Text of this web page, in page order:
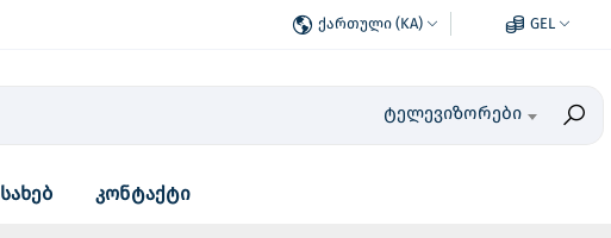
ქართული (KA) GEL
ტელევიზორები
კონტაქტი